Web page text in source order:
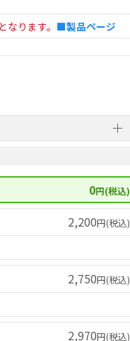
ります。 ■製品ページ
0円(税込)
2,200円(税込)
2,750円(税込)
2,970円(税込)